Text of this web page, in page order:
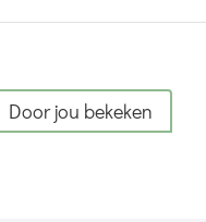
Door jou bekeken